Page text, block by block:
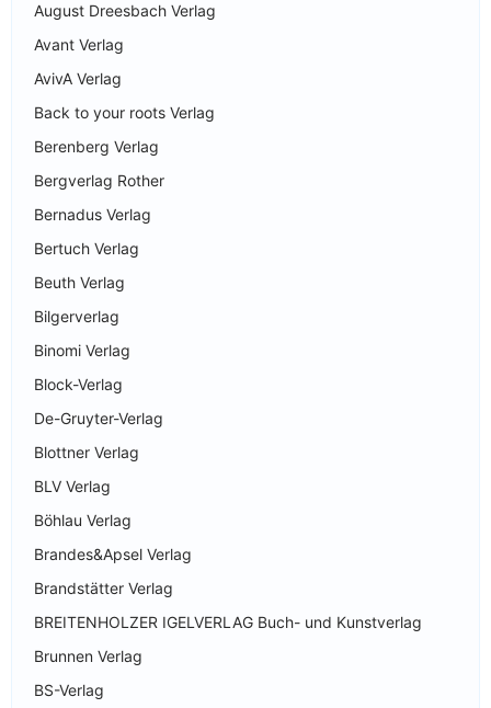
August Dreesbach Verlag
Avant Verlag
AvivA Verlag
Back to your roots Verlag
Berenberg Verlag
Bergverlag Rother
Bernadus Verlag
Bertuch Verlag
Beuth Verlag
Bilgerverlag
Binomi Verlag
Block-Verlag
De-Gruyter-Verlag
Blottner Verlag
BLV Verlag
Böhlau Verlag
Brandes&Apsel Verlag
Brandstätter Verlag
BREITENHOLZER IGELVERLAG Buch- und Kunstverlag
Brunnen Verlag
BS-Verlag